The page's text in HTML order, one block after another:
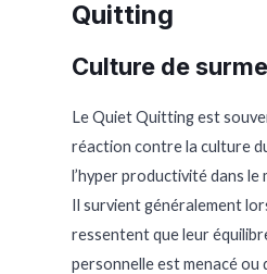
Quitting
Culture de
Le Quiet Quitting est
réaction contre la culture
l’hyper productivité dans le
Il survient généralement
ressentent que leur
personnelle est menacé